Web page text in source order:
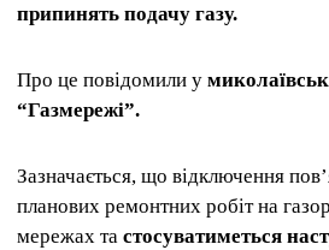
припинять подачу газу.
Про це повідомили у
“Газмережі”.
Зазначається, що відключення
планових ремонтних робіт на
мережах та стосуватиметься